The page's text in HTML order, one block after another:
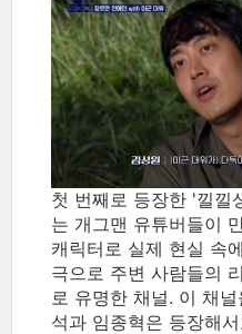
첫 번째로 등장한 '낄낄
는 개그맨 유튜버들이
캐릭터로 실제 현실 속
극으로 주변 사람들의
로 유명한 채널. 이 채
석과 임종혁은 등장해